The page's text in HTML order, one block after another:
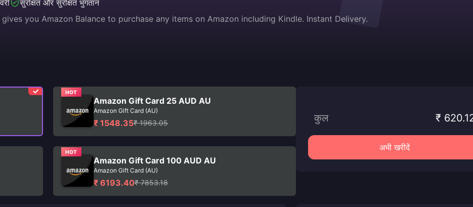
सुरक्षित और सुरक्षित भुगतान
you Amazon Balance to purchase any items on Amazon including Kindle. Instant Delivery.
HOT
Amazon Gift Card 25 AUD AU
Amazon Gift Card (AU)
₹ 1548.35₹ 1963.05
HOT
Amazon Gift Card 100 AUD AU
Amazon Gift Card (AU)
₹ 6193.40₹ 7853.18
कुल ₹
अभी खरीदें